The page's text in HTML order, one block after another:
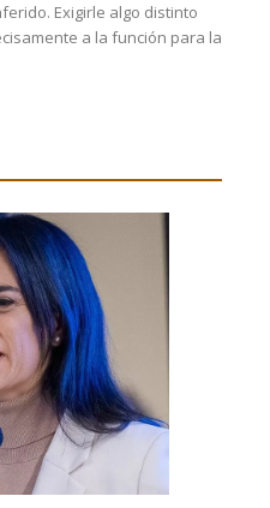
Exigirle algo distinto
a la función para la